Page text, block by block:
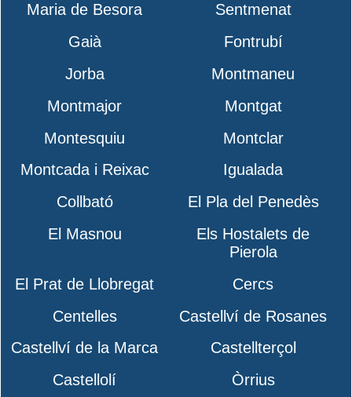
Maria de Besora
Sentmenat
Gaià
Fontrubí
Jorba
Montmaneu
Montmajor
Montgat
Montesquiu
Montclar
Montcada i Reixac
Igualada
Collbató
El Pla del Penedès
El Masnou
Els Hostalets de
Pierola
El Prat de Llobregat
Cercs
Centelles
Castellví de Rosanes
Castellví de la Marca
Castellterçol
Castellolí
Òrrius